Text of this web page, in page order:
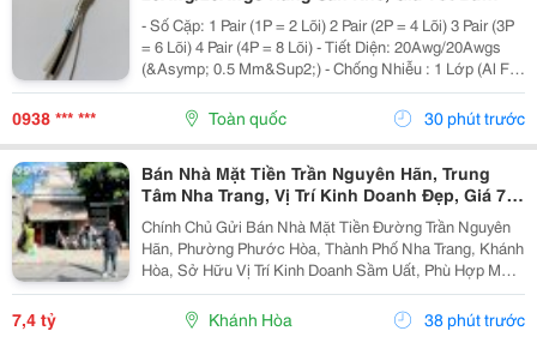
Nẵng, Huế
- Số Cặp: 1 Pair (1P = 2 Lõi) 2 Pair (2P = 4 Lõi) 3 Pair (3P
= 6 Lõi) 4 Pair (4P = 8 Lõi) - Tiết Diện: 20Awg/20Awgs
(&Asymp; 0.5 Mm&Sup2;) - Chống Nhiễu : 1 Lớp (Al Foil
)/ 2 Lớp Chống Nhiễu (Al Foil + Lớp Lưới Chống Nhiễu) -
Vật Liệu: Đồng...
0938 *** *** Toàn quốc 30 phút trước
Bán Nhà Mặt Tiền Trần Nguyên Hãn, Trung
Tâm Nha Trang, Vị Trí Kinh Doanh Đẹp, Giá 7,4
Tỷ
Chính Chủ Gửi Bán Nhà Mặt Tiền Đường Trần Nguyên
Hãn, Phường Phước Hòa, Thành Phố Nha Trang, Khánh
Hòa, Sở Hữu Vị Trí Kinh Doanh Sầm Uất, Phù Hợp Mở
Cửa Hàng, Văn Phòng, Showroom Hoặc Đầu Tư Cho
Thuê Lâu Dài. Thông Tin Chi Tiết. - Địa Chỉ: Số...
7,4 tỷ Khánh Hòa 38 phút trước